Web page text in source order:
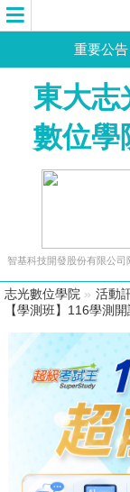
重要公告
東大志
數位學
智基科技開發股份有限公
志光數位學院 » 活動
【學測班】116學測